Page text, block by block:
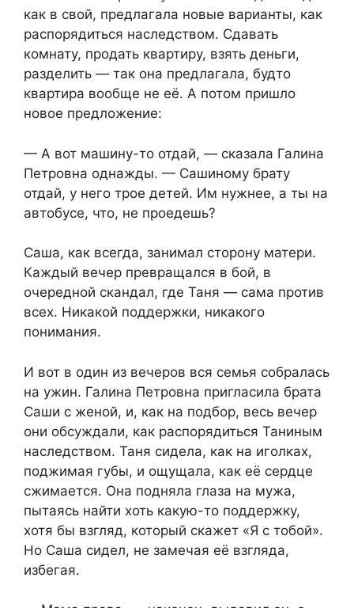
как в свой, предлагала новые варианты, как
распорядиться наследством. Сдавать
комнату, продать квартиру, взять деньги,
разделить — так она предлагала, будто
квартира вообще не её. А потом пришло
новое предложение:
— А вот машину-то отдай, — сказала Галина
Петровна однажды. — Сашиному брату
отдай, у него трое детей. Им нужнее, а ты на
автобусе, что, не проедешь?
Саша, как всегда, занимал сторону матери.
Каждый вечер превращался в бой, в
очередной скандал, где Таня — сама против
всех. Никакой поддержки, никакого
понимания.
И вот в один из вечеров вся семья собралась
на ужин. Галина Петровна пригласила брата
Саши с женой, и, как на подбор, весь вечер
они обсуждали, как распорядиться Таниным
наследством. Таня сидела, как на иголках,
поджимая губы, и ощущала, как её сердце
сжимается. Она подняла глаза на мужа,
пытаясь найти хоть какую-то поддержку,
хотя бы взгляд, который скажет «Я с тобой».
Но Саша сидел, не замечая её взгляда,
избегая.